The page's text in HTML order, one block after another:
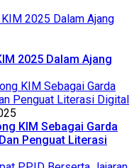
2025 Dalam Ajang
KIM Sebagai Garda
Penguat Literasi